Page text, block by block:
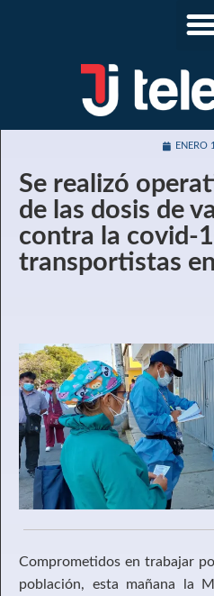
ENERO
Se realizó
de las dosis de
contra la covid-
transportistas
Comprometidos en trabajar
población, esta mañana la